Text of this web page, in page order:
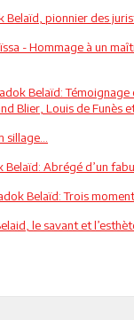
Belaïd, pionnier des
- Hommage à un
Belaïd:
Blier, Louis de Funès
sillage…
Belaïd: Abrégé d’un
Belaïd: Trois
le savant et